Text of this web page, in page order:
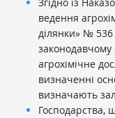
Згідно із
ведення
ділянки» № 536
законодавчому
агрохімічне
визначенні
визначають
Господарства,